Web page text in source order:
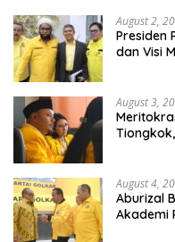
August 2,
Presiden
dan Visi
August 3,
August 4,
Aburizal
Akademi